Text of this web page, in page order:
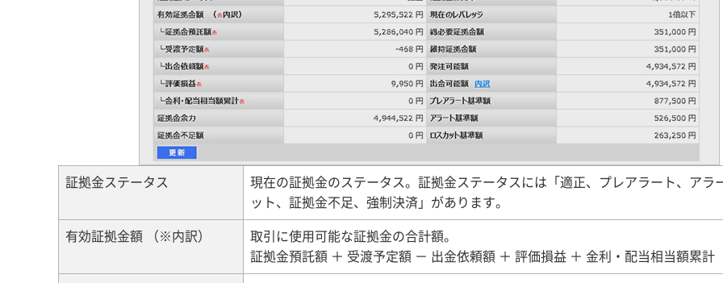
証拠金ステータス
現在の証拠金のステータス。証拠金ステータスには「適正、プレアラート、アラ
ット、証拠金不足、強制決済」があります。
有効証拠金額 （※内訳）
取引に使用可能な証拠金の合計額。
証拠金預託額 ＋ 受渡予定額 － 出金依頼額 ＋ 評価損益 ＋ 金利・配当相当額累計